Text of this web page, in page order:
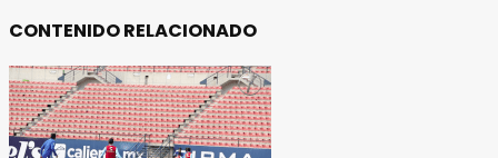
CONTENIDO RELACIONADO